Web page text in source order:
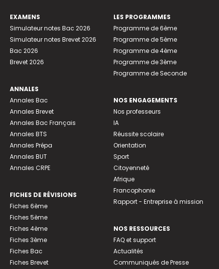
EXAMENS
Simulateur notes Bac 2026
Simulateur notes Brevet 2026
Bac 2026
Brevet 2026
ANNALES
Annales Bac
Annales Brevet
Annales Bac Français
Annales BTS
Annales Prépa
Annales BUT
Annales CRPE
FICHES DE RÉVISIONS
Fiches 6ème
Fiches 5ème
Fiches 4ème
Fiches 3ème
Fiches Bac
Fiches Brevet
LES PROGRAMMES
Programme de 6ème
Programme de 5ème
Programme de 4ème
Programme de 3ème
Programme de Seconde
NOS ENGAGEMENTS
Nos professeurs
IA
Réussite scolaire
Orientation
Sport
Citoyenneté
Afrique
Francophonie
Rapport - Entreprise à mission
NOS RESSOURCES
FAQ et support
Actualités
Communiqués de Presse